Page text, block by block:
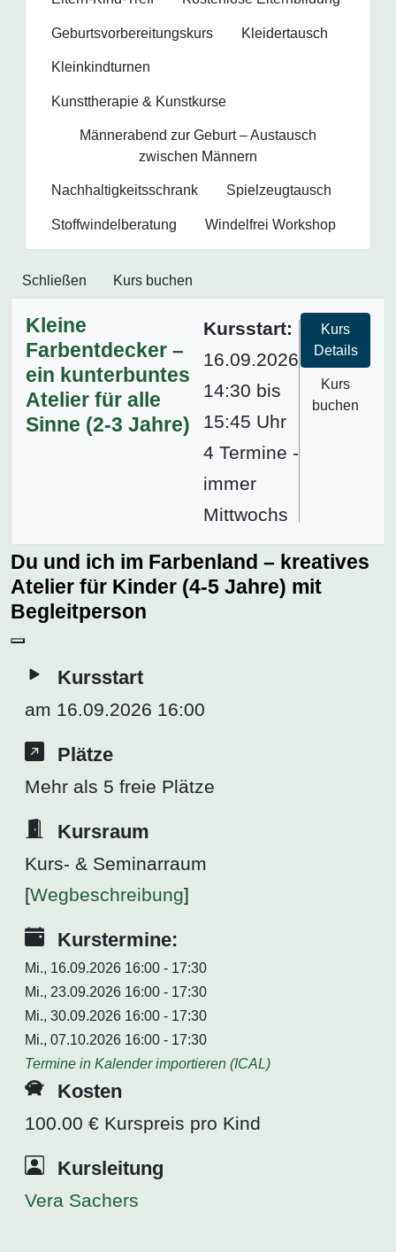
Geburtsvorbereitungs­kurs Kleidertausch
Kleinkindturnen
Kunsttherapie & Kunstkurse
Männerabend zur Geburt – Austausch
zwischen Männern
Nachhaltigkeitsschrank Spielzeugtausch
Stoffwindelberatung Windelfrei Workshop
Schließen Kurs buchen
Kleine
Farbentdecker –
ein kunterbuntes
Atelier für alle
Sinne (2-3 Jahre)
Kursstart:
16.09.2026
14:30 bis
15:45 Uhr
4 Termine -
immer
Mittwochs
Kurs
Details
Kurs
buchen
Du und ich im Farbenland – kreatives
Atelier für Kinder (4-5 Jahre) mit
Begleitperson
Kursstart
am 16.09.2026 16:00
Plätze
Mehr als 5 freie Plätze
Kursraum
Kurs- & Seminarraum
[Wegbeschreibung]
Kurstermine:
Mi., 16.09.2026 16:00 - 17:30
Mi., 23.09.2026 16:00 - 17:30
Mi., 30.09.2026 16:00 - 17:30
Mi., 07.10.2026 16:00 - 17:30
Termine in Kalender importieren (ICAL)
Kosten
100.00 € Kurspreis pro Kind
Kursleitung
Vera Sachers